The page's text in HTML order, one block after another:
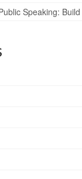
Speaking: